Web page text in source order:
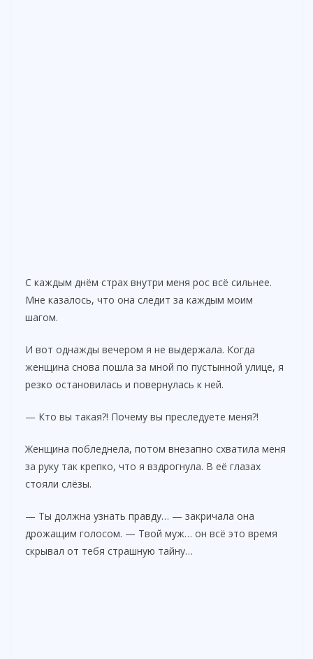
С каждым днём страх внутри меня рос всё сильнее.
Мне казалось, что она следит за каждым моим
шагом.
И вот однажды вечером я не выдержала. Когда
женщина снова пошла за мной по пустынной улице, я
резко остановилась и повернулась к ней.
— Кто вы такая?! Почему вы преследуете меня?!
Женщина побледнела, потом внезапно схватила меня
за руку так крепко, что я вздрогнула. В её глазах
стояли слёзы.
— Ты должна узнать правду… — закричала она
дрожащим голосом. — Твой муж… он всё это время
скрывал от тебя страшную тайну…